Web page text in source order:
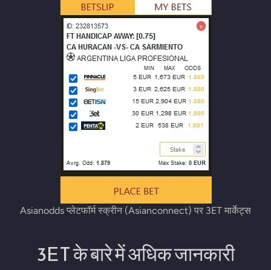
Asianodds प्लेटफॉर्म स्क्रीन (Asianconnect) पर 3ET मार्केट्स
3ET के बारे में अधिक जानकारी